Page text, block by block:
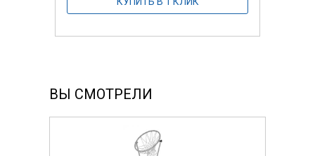
ВЫ СМОТРЕЛИ